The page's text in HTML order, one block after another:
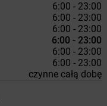
6:00 - 23:00
6:00 - 23:00
6:00 - 23:00
6:00 - 23:00
6:00 - 23:00
6:00 - 23:00
czynne całą dobę